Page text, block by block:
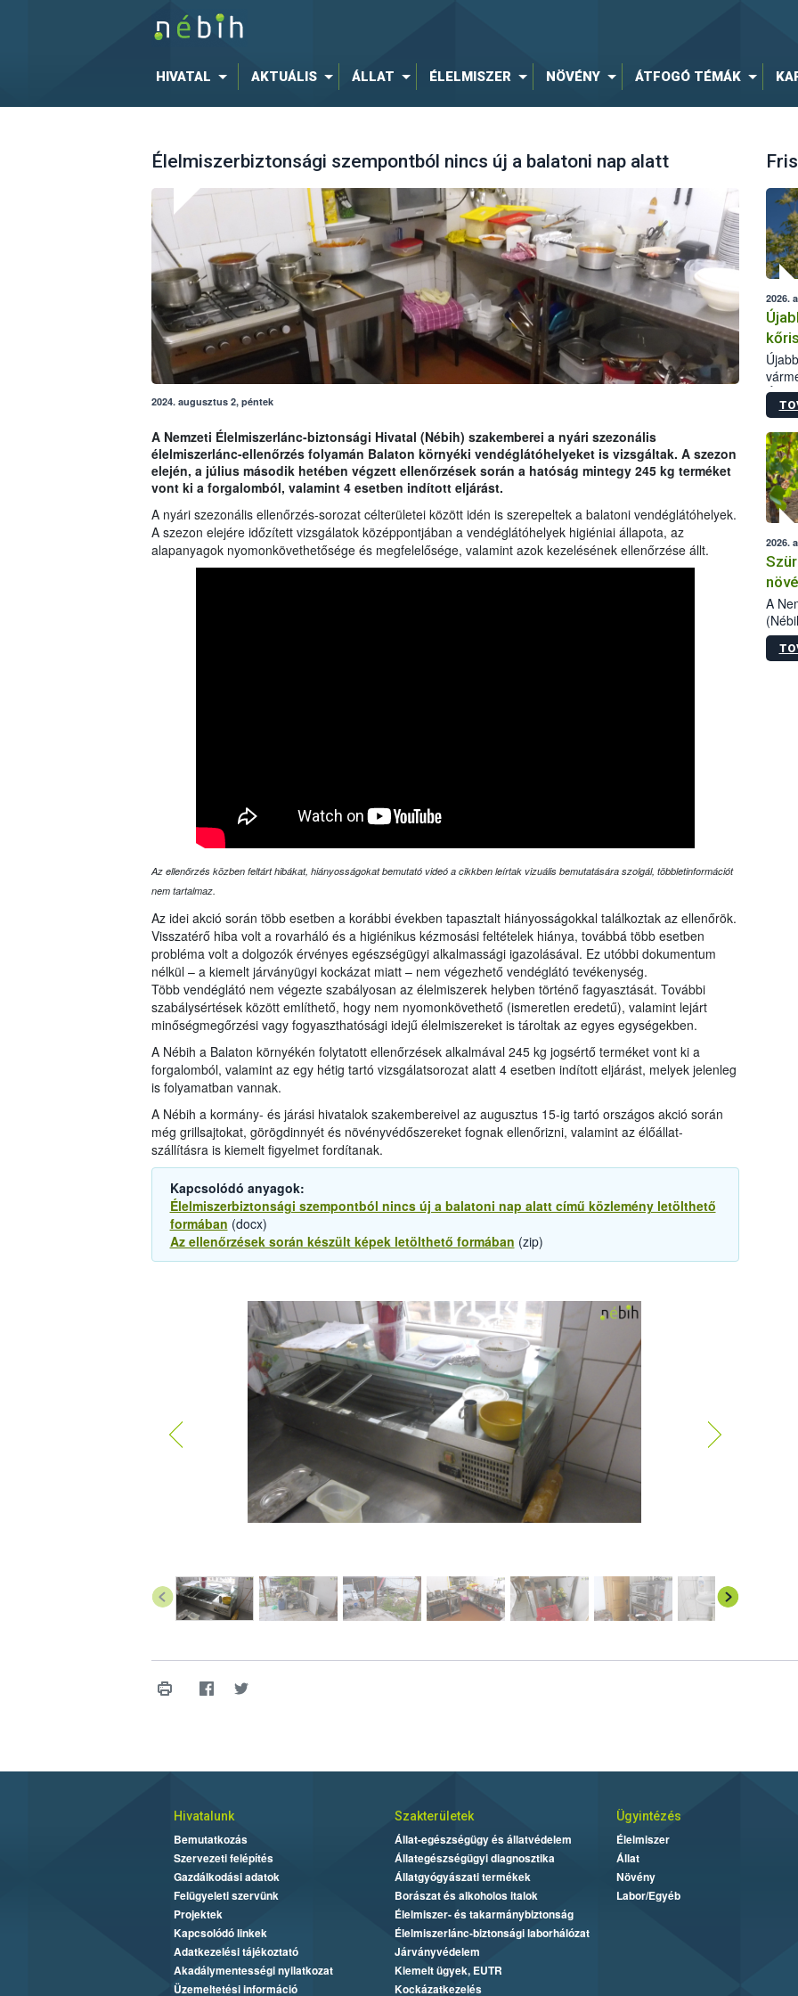
HIVATAL AKTUÁLIS ÁLLAT ÉLELMISZER NÖVÉNY ÁTFOGÓ TÉMÁK
Élelmiszerbiztonsági szempontból nincs új a balatoni nap alatt
2024. augusztus 2, péntek
A Nemzeti Élelmiszerlánc-biztonsági Hivatal (Nébih) szakemberei a nyári szezonális
élelmiszerlánc-ellenőrzés folyamán Balaton környéki vendéglátóhelyeket is vizsgáltak. A szezon
elején, a július második hetében végzett ellenőrzések során a hatóság mintegy 245 kg terméket
vont ki a forgalomból, valamint 4 esetben indított eljárást.
A nyári szezonális ellenőrzés-sorozat célterületei között idén is szerepeltek a balatoni vendéglátóhelyek.
A szezon elejére időzített vizsgálatok középpontjában a vendéglátóhelyek higiéniai állapota, az
alapanyagok nyomonkövethetősége és megfelelősége, valamint azok kezelésének ellenőrzése állt.
Az ellenőrzés közben feltárt hibákat, hiányosságokat bemutató videó a cikkben leírtak vizuális bemutatására szolgál, többletinformációt
nem tartalmaz.
Az idei akció során több esetben a korábbi években tapasztalt hiányosságokkal találkoztak az ellenőrök.
Visszatérő hiba volt a rovarháló és a higiénikus kézmosási feltételek hiánya, továbbá több esetben
probléma volt a dolgozók érvényes egészségügyi alkalmassági igazolásával. Ez utóbbi dokumentum
nélkül – a kiemelt járványügyi kockázat miatt – nem végezhető vendéglátó tevékenység.
Több vendéglátó nem végezte szabályosan az élelmiszerek helyben történő fagyasztását. További
szabálysértések között említhető, hogy nem nyomonkövethető (ismeretlen eredetű), valamint lejárt
minőségmegőrzési vagy fogyaszthatósági idejű élelmiszereket is tároltak az egyes egységekben.
A Nébih a Balaton környékén folytatott ellenőrzések alkalmával 245 kg jogsértő terméket vont ki a
forgalomból, valamint az egy hétig tartó vizsgálatsorozat alatt 4 esetben indított eljárást, melyek jelenleg
is folyamatban vannak.
A Nébih a kormány- és járási hivatalok szakembereivel az augusztus 15-ig tartó országos akció során
még grillsajtokat, görögdinnyét és növényvédőszereket fognak ellenőrizni, valamint az élőállat-
szállításra is kiemelt figyelmet fordítanak.
Kapcsolódó anyagok:
Élelmiszerbiztonsági szempontból nincs új a balatoni nap alatt című közlemény letölthető
formában (docx)
Az ellenőrzések során készült képek letölthető formában (zip)
2026.
2026.
A
Hivatalunk
Bemutatkozás
Szervezeti felépítés
Gazdálkodási adatok
Felügyeleti szervünk
Projektek
Kapcsolódó linkek
Adatkezelési tájékoztató
Akadálymentességi nyilatkozat
Üzemeltetési információ
Szakterületek
Állat-egészségügy és állatvédelem
Állategészségügyi diagnosztika
Állatgyógyászati termékek
Borászat és alkoholos italok
Élelmiszer- és takarmánybiztonság
Élelmiszerlánc-biztonsági laborhálózat
Járványvédelem
Kiemelt ügyek, EUTR
Kockázatkezelés
Ügyintézés
Élelmiszer
Állat
Növény
Labor/Egyéb